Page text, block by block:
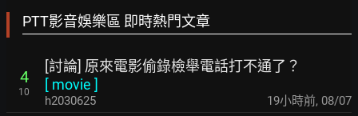
PTT影音娛樂區 即時熱門文章
4
10
[討論] 原來電影偷錄檢舉電話打不通了？
[ movie ]
h2030625 19小時前, 08/07